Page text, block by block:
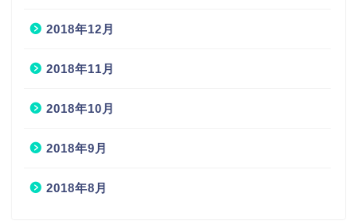
2018年12月
2018年11月
2018年10月
2018年9月
2018年8月